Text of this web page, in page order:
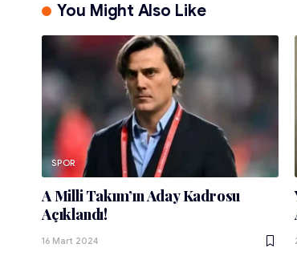
You Might Also Like
SPOR
A Milli Takım’ın Aday Kadrosu
Açıklandı!
16 Mart 2024